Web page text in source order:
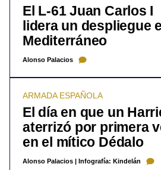
El L-61 Juan Carlos I
lidera un despliegue
Mediterráneo
Alonso Palacios
ARMADA ESPAÑOLA
El día en que un
aterrizó por primera
en el mítico Dédalo
Alonso Palacios Infografía: Kindelán